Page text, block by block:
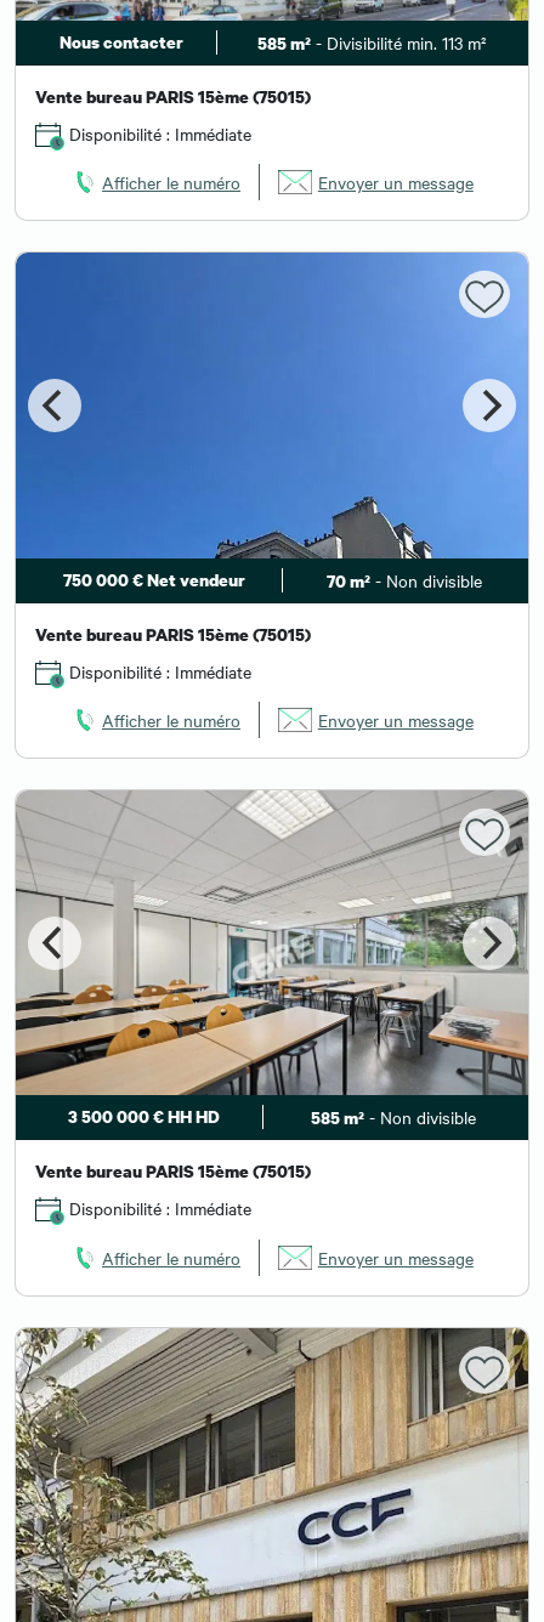
Nous contacter 585 m²- Divisibilité min. 113 m²
Vente bureau PARIS 15ème (75015)
Disponibilité : Immédiate
Afficher le numéro Envoyer un message
750 000 € Net vendeur 70 m²- Non divisible
Vente bureau PARIS 15ème (75015)
Disponibilité : Immédiate
Afficher le numéro Envoyer un message
3 500 000 € HH HD 585 m² - Non divisible
Vente bureau PARIS 15ème (75015)
Disponibilité : Immédiate
Afficher le numéro Envoyer un message